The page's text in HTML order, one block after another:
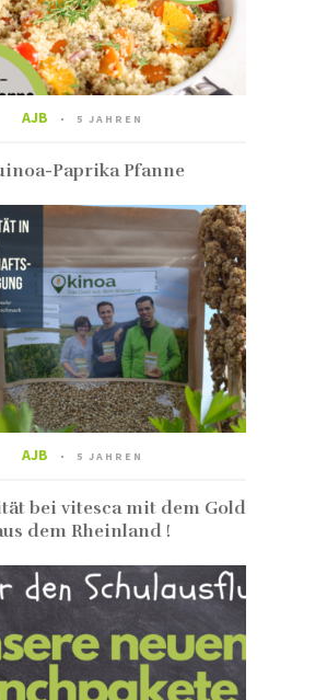
AJB 5 JAHREN
Paprika Pfanne
AJB 5 JAHREN
bei vitesca mit dem Gold
dem Rheinland !